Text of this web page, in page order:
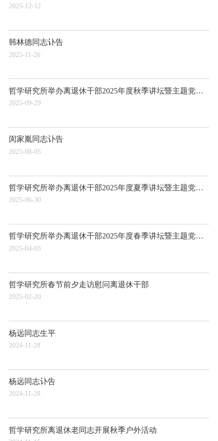
2025-12-12
韩林德同志讣告
2025-11-26
哲学研究所举办离退休干部2025年度秋季讲坛暨主题党日活动
2025-09-29
闵家胤同志讣告
2025-08-05
哲学研究所举办离退休干部2025年度夏季讲坛暨主题党日活动
2025-06-30
哲学研究所举办离退休干部2025年度春季讲坛暨主题党日活动
2025-04-03
哲学研究所春节前夕走访慰问离退休干部
2025-02-20
杨远同志生平
2024-11-28
杨远同志讣告
2024-11-28
哲学研究所离退休老同志开展秋季户外活动